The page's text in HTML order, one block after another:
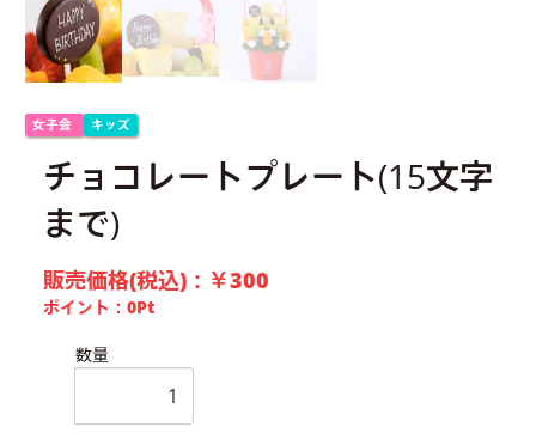
女子会 キッズ
チョコレートプレート(15文字
まで)
販売価格(税込)： ￥300
ポイント： 0Pt
数量